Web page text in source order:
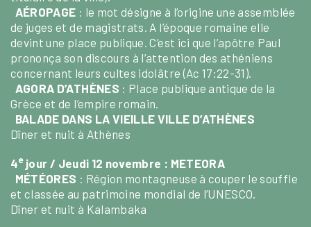
AÉROPAGE : le mot désigne à l’origine une assemblée
de juges et de magistrats. A l’époque romaine elle
devint une place publique. C’est ici que l’apôtre Paul
prononça son discours à l’attention des athéniens
concernant leurs cultes idolâtre (Ac 17:22-31).
AGORA D’ATHÈNES : Place publique antique de la
Grèce et de l’empire romain.
BALADE DANS LA VIEILLE VILLE D’ATHÈNES
Dîner et nuit à Athènes
4ejour / Jeudi 12 novembre : METEORA
MÉTÉORES : Région montagneuse à couper le souffle
et classée au patrimoine mondial de l’UNESCO.
Dîner et nuit à Kalambaka